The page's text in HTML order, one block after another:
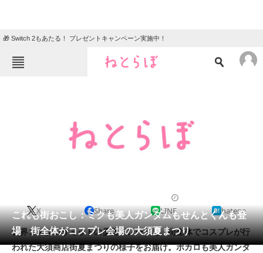
🎁 Switch 2もあたる！ プレゼントキャンペーン実施中！
クイズ
地域
会員記事
メディア
これも街おこし：ミクも美人ガンダムもせんとくんも登
場 街全体がコスプレ会場の大須夏まつり
X Share LINE hatena
世界コスプレサミットの優勝パレードと、街全体でコスプレが行
われた大須商店街夏まつりの様子をお届け。ボカロも美人ガンダ